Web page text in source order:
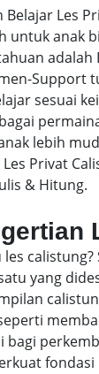
Belajar Les
untuk anak
adalah
Support
sesuai
lebih
Privat
& Hitung.
les
yang
bagi
fondasi